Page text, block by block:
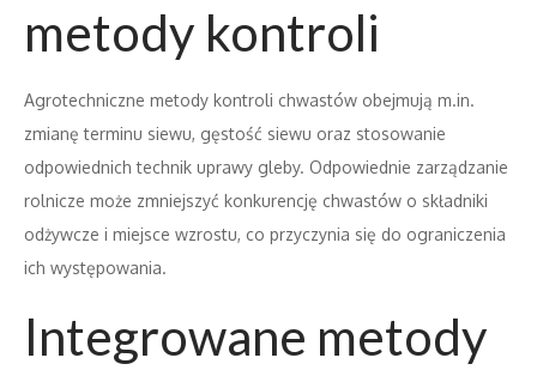
metody kontroli
Agrotechniczne metody kontroli chwastów obejmują m.in.
zmianę terminu siewu, gęstość siewu oraz stosowanie
odpowiednich technik uprawy gleby. Odpowiednie zarządzanie
rolnicze może zmniejszyć konkurencję chwastów o składniki
odżywcze i miejsce wzrostu, co przyczynia się do ograniczenia
ich występowania.
Integrowane metody